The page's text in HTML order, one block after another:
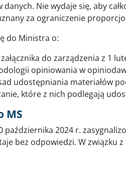
Nie wydaje się, aby
za ograniczenie
do Ministra o:
do zarządzenia z 1
opiniowania w
udostępniania materiałów
które z nich podlegają
MS
października 2024 r.
bez odpowiedzi. W związku